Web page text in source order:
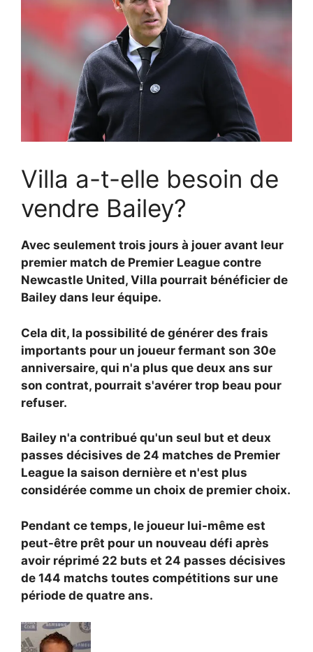
Villa a-t-elle besoin de
vendre Bailey?
Avec seulement trois jours à jouer avant leur
premier match de Premier League contre
Newcastle United, Villa pourrait bénéficier de
Bailey dans leur équipe.
Cela dit, la possibilité de générer des frais
importants pour un joueur fermant son 30e
anniversaire, qui n'a plus que deux ans sur
son contrat, pourrait s'avérer trop beau pour
refuser.
Bailey n'a contribué qu'un seul but et deux
passes décisives de 24 matches de Premier
League la saison dernière et n'est plus
considérée comme un choix de premier choix.
Pendant ce temps, le joueur lui-même est
peut-être prêt pour un nouveau défi après
avoir réprimé 22 buts et 24 passes décisives
de 144 matchs toutes compétitions sur une
période de quatre ans.